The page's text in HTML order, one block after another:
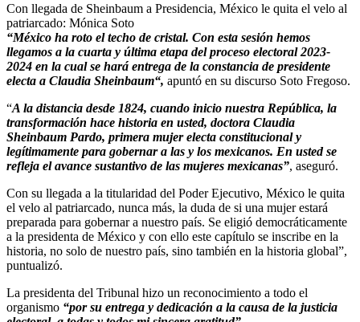
Con llegada de Sheinbaum a Presidencia, México le quita el velo al
patriarcado: Mónica Soto
“México ha roto el techo de cristal. Con esta sesión hemos
llegamos a la cuarta y última etapa del proceso electoral 2023-
2024 en la cual se hará entrega de la constancia de presidente
electa a Claudia Sheinbaum“, apuntó en su discurso Soto Fregoso.
“A la distancia desde 1824, cuando inicio nuestra República, la
transformación hace historia en usted, doctora Claudia
Sheinbaum Pardo, primera mujer electa constitucional y
legítimamente para gobernar a las y los mexicanos. En usted se
refleja el avance sustantivo de las mujeres mexicanas”, aseguró.
Con su llegada a la titularidad del Poder Ejecutivo, México le quita
el velo al patriarcado, nunca más, la duda de si una mujer estará
preparada para gobernar a nuestro país. Se eligió democráticamente
a la presidenta de México y con ello este capítulo se inscribe en la
historia, no solo de nuestro país, sino también en la historia global”,
puntualizó.
La presidenta del Tribunal hizo un reconocimiento a todo el
organismo “por su entrega y dedicación a la causa de la justicia